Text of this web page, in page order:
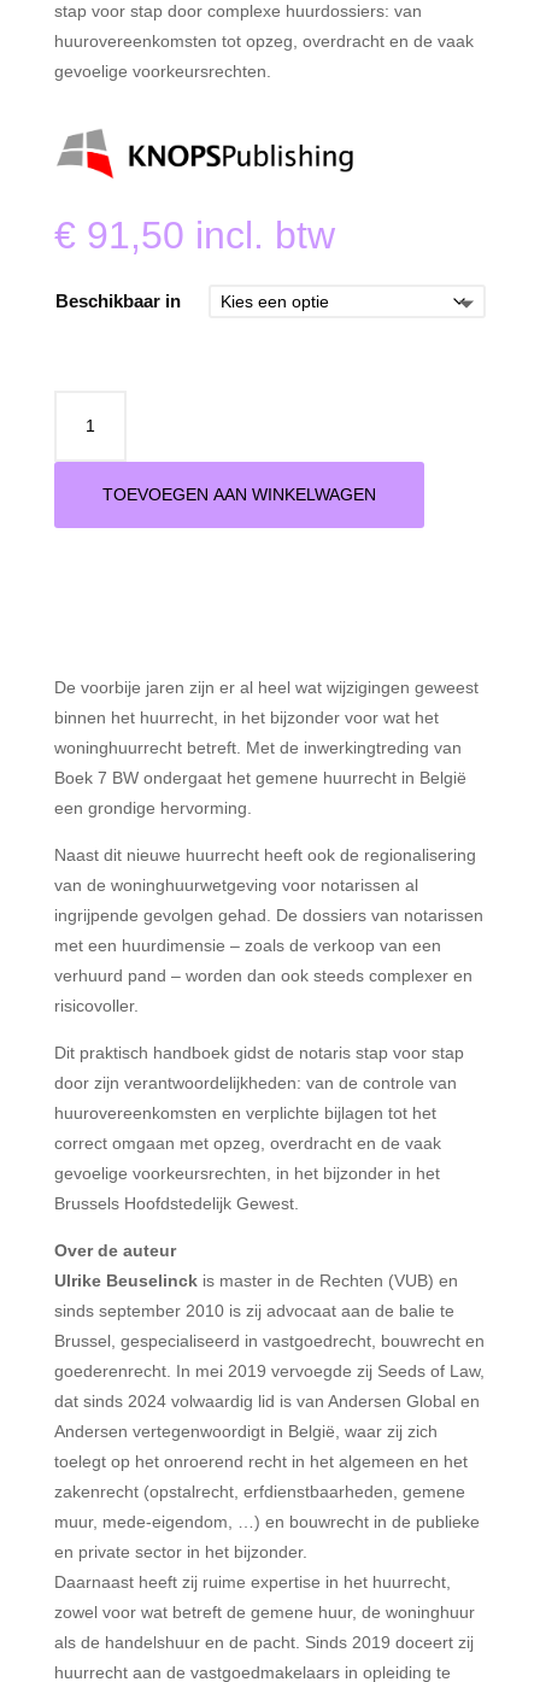
stap voor stap door complexe huurdossiers: van
huurovereenkomsten tot opzeg, overdracht en de vaak
gevoelige voorkeursrechten.
€ 91,50 incl. btw
Beschikbaar in
actualia
TOEVOEGEN AAN WINKELWAGEN
De voorbije jaren zijn er al heel wat wijzigingen geweest
binnen het huurrecht, in het bijzonder voor wat het
woninghuurrecht betreft. Met de inwerkingtreding van
Boek 7 BW ondergaat het gemene huurrecht in België
een grondige hervorming.
Naast dit nieuwe huurrecht heeft ook de regionalisering
van de woninghuurwetgeving voor notarissen al
ingrijpende gevolgen gehad. De dossiers van notarissen
met een huurdimensie – zoals de verkoop van een
verhuurd pand – worden dan ook steeds complexer en
risicovoller.
Dit praktisch handboek gidst de notaris stap voor stap
door zijn verantwoordelijkheden: van de controle van
huurovereenkomsten en verplichte bijlagen tot het
correct omgaan met opzeg, overdracht en de vaak
gevoelige voorkeursrechten, in het bijzonder in het
Brussels Hoofdstedelijk Gewest.
Over de auteur
Ulrike Beuselinckis master in de Rechten (VUB) en
sinds september 2010 is zij advocaat aan de balie te
Brussel, gespecialiseerd in vastgoedrecht, bouwrecht en
goederenrecht. In mei 2019 vervoegde zij Seeds of Law,
dat sinds 2024 volwaardig lid is van Andersen Global en
Andersen vertegenwoordigt in België, waar zij zich
toelegt op het onroerend recht in het algemeen en het
zakenrecht (opstalrecht, erfdienstbaarheden, gemene
muur, mede-eigendom, …) en bouwrecht in de publieke
en private sector in het bijzonder.
Daarnaast heeft zij ruime expertise in het huurrecht,
zowel voor wat betreft de gemene huur, de woninghuur
als de handelshuur en de pacht. Sinds 2019 doceert zij
huurrecht aan de vastgoedmakelaars in opleiding te